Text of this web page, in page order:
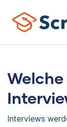
Interviews